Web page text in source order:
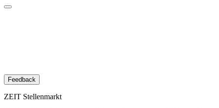
Feedback
ZEIT Stellenmarkt